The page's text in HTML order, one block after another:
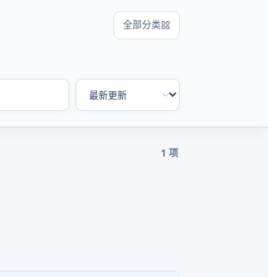
全部分类
1 项